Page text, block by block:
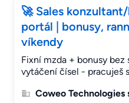
🚀 Sales
portál | bonusy,
víkendy
Fixní mzda + bonusy
vytáčení čísel - pracuješ
Coweo Technologies